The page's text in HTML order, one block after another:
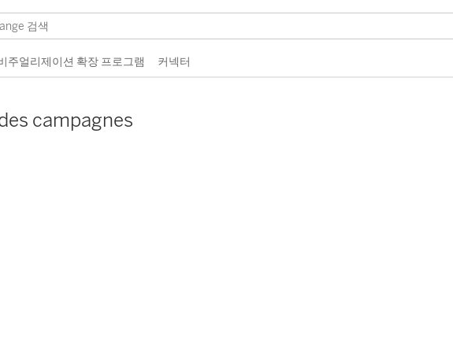
주얼리제이션 확장 프로그램 커넥터
campagnes